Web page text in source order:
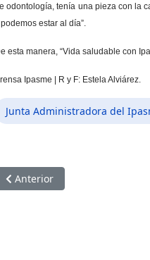
odontología, tenía una pieza con la
estar al día”.
esta manera, “Vida saludable con
Ipasme | R y F: Estela Alviárez.
Junta Administradora del
Artículo anterior: "Vida
Anterior